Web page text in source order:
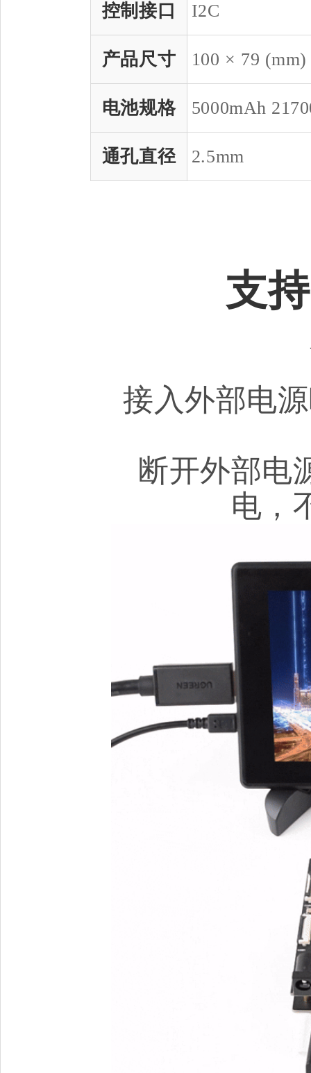
控制接口 I2C
产品尺寸 100 × 79 (mm)
电池规格 5000mAh
通孔直径 2.5mm
支
接入外部电
断开外部电
电，